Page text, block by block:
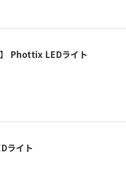
Phottix LEDライト
ライト